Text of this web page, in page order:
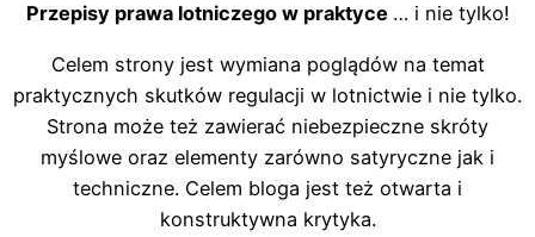
Przepisy prawa lotniczego w praktyce … i nie tylko!
Celem strony jest wymiana poglądów na temat
praktycznych skutków regulacji w lotnictwie i nie tylko.
Strona może też zawierać niebezpieczne skróty
myślowe oraz elementy zarówno satyryczne jak i
techniczne. Celem bloga jest też otwarta i
konstruktywna krytyka.